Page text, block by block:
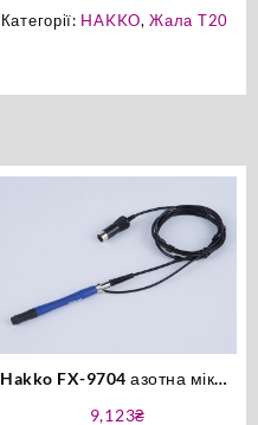
Категорії: HAKKO,Жала T20
Hakko FX-9704 азотна мікро
9,123₴